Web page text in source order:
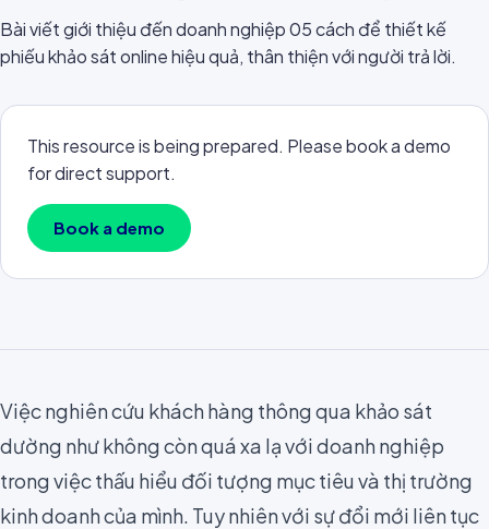
Bài viết giới thiệu đến doanh nghiệp 05 cách để thiết kế
phiếu khảo sát online hiệu quả, thân thiện với người trả lời.
This resource is being prepared. Please book a demo
for direct support.
Book a demo
Việcnghiên cứu khách hàng thông qua khảo sát
dường như không còn quá xa lạ với doanh nghiệp
trong việc thấu hiểu đối tượng mục tiêu và thị trường
kinh doanh của mình. Tuy nhiên với sự đổi mới liên tục